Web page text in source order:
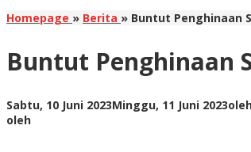
Homepage » Berita » Buntut Penghinaan
Buntut Penghinaan
Sabtu, 10 Juni 2023Minggu, 11 Juni 2023
oleh